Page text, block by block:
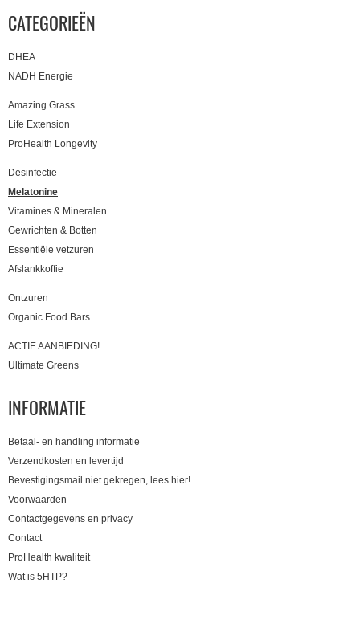
CATEGORIEËN
DHEA
NADH Energie
Amazing Grass
Life Extension
ProHealth Longevity
Desinfectie
Melatonine
Vitamines & Mineralen
Gewrichten & Botten
Essentiële vetzuren
Afslankkoffie
Ontzuren
Organic Food Bars
ACTIE AANBIEDING!
Ultimate Greens
INFORMATIE
Betaal- en handling informatie
Verzendkosten en levertijd
Bevestigingsmail niet gekregen, lees hier!
Voorwaarden
Contactgegevens en privacy
Contact
ProHealth kwaliteit
Wat is 5HTP?